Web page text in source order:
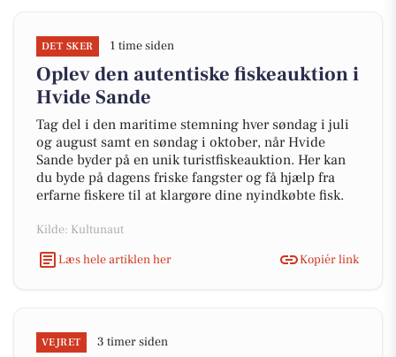
DET SKER 1 time siden
Oplev den autentiske fiskeauktion i
Hvide Sande
Tag del i den maritime stemning hver søndag i juli
og august samt en søndag i oktober, når Hvide
Sande byder på en unik turistfiskeauktion. Her kan
du byde på dagens friske fangster og få hjælp fra
erfarne fiskere til at klargøre dine nyindkøbte fisk.
Kilde: Kultunaut
Læs hele artiklen her
Kopiér link
VEJRET 3 timer siden